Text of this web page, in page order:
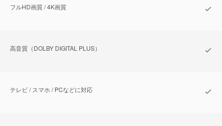
フルHD画質 / 4K画質
⾼⾳質（DOLBY DIGITAL PLUS）
テレビ / スマホ / PCなどに対応